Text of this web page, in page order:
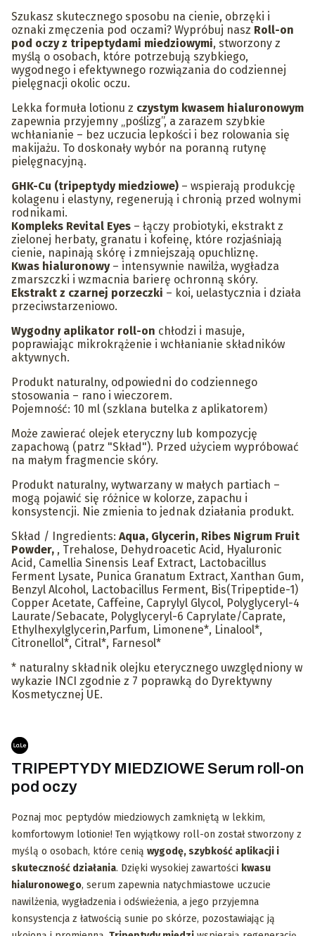
Szukasz skutecznego sposobu na cienie, obrzęki i
oznaki zmęczenia pod oczami? Wypróbuj nasz Roll-on
pod oczy z tripeptydami miedziowymi, stworzony z
myślą o osobach, które potrzebują szybkiego,
wygodnego i efektywnego rozwiązania do codziennej
pielęgnacji okolic oczu.
Lekka formuła lotionu z czystym kwasem hialuronowym
zapewnia przyjemny „poślizg”, a zarazem szybkie
wchłanianie – bez uczucia lepkości i bez rolowania się
makijażu. To doskonały wybór na poranną rutynę
pielęgnacyjną.
GHK-Cu (tripeptydy miedziowe) – wspierają produkcję
kolagenu i elastyny, regenerują i chronią przed wolnymi
rodnikami.
Kompleks Revital Eyes – łączy probiotyki, ekstrakt z
zielonej herbaty, granatu i kofeinę, które rozjaśniają
cienie, napinają skórę i zmniejszają opuchliznę.
Kwas hialuronowy– intensywnie nawilża, wygładza
zmarszczki i wzmacnia barierę ochronną skóry.
Ekstrakt z czarnej porzeczki – koi, uelastycznia i działa
przeciwstarzeniowo.
Wygodny aplikator roll-on chłodzi i masuje,
poprawiając mikrokrążenie i wchłanianie składników
aktywnych.
Produkt naturalny, odpowiedni do codziennego
stosowania – rano i wieczorem.
Pojemność: 10 ml (szklana butelka z aplikatorem)
Może zawierać olejek eteryczny lub kompozycję
zapachową (patrz "Skład"). Przed użyciem wypróbować
na małym fragmencie skóry.
Produkt naturalny, wytwarzany w małych partiach –
mogą pojawić się różnice w kolorze, zapachu i
konsystencji. Nie zmienia to jednak działania produkt.
Skład / Ingredients: Aqua, Glycerin, Ribes Nigrum Fruit
Powder, , Trehalose, Dehydroacetic Acid, Hyaluronic
Acid, Camellia Sinensis Leaf Extract, Lactobacillus
Ferment Lysate, Punica Granatum Extract, Xanthan Gum,
Benzyl Alcohol, Lactobacillus Ferment, Bis(Tripeptide-1)
Copper Acetate, Caffeine, Caprylyl Glycol, Polyglyceryl-4
Laurate/Sebacate, Polyglyceryl-6 Caprylate/Caprate,
Ethylhexylglycerin,Parfum, Limonene*, Linalool*,
Citronellol*, Citral*, Farnesol*
* naturalny składnik olejku eterycznego uwzględniony w
wykazie INCI zgodnie z 7 poprawką do Dyrektywny
Kosmetycznej UE.
TRIPEPTYDY MIEDZIOWE Serum roll-on
pod oczy
Poznaj moc peptydów miedziowych zamkniętą w lekkim,
komfortowym lotionie! Ten wyjątkowy roll-on został stworzony z
myślą o osobach, które cenią wygodę, szybkość aplikacji i
skuteczność działania. Dzięki wysokiej zawartości kwasu
hialuronowego, serum zapewnia natychmiastowe uczucie
nawilżenia, wygładzenia i odświeżenia, a jego przyjemna
konsystencja z łatwością sunie po skórze, pozostawiając ją